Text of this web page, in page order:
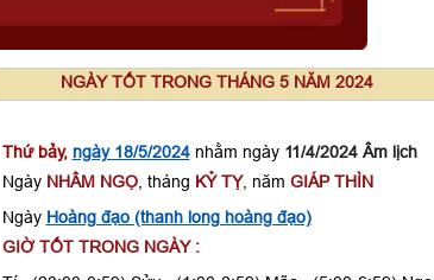
NGÀY TỐT TRONG THÁNG 5 NĂM 2024
Thứ bảy, ngày 18/5/2024nhằm ngày 11/4/2024 Âm lịch
Ngày NHÂM NGỌ, tháng KỶ TỴ, năm GIÁP THÌN
Ngày Hoàng đạo (thanh long hoàng đạo)
GIỜ TỐT TRONG NGÀY :